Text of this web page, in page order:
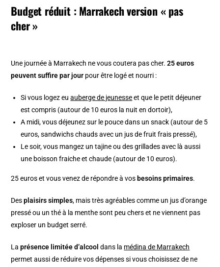
Budget réduit : Marrakech version « pas
cher »
Une journée à Marrakech ne vous coutera pas cher.25 euros
peuvent suffire par jour pour être logé et nourri :
Si vous logez euauberge de jeunesseet que le petit déjeuner
est compris (autour de 10 euros la nuit en dortoir),
A midi, vous déjeunez sur le pouce dans un snack (autour de 5
euros, sandwichs chauds avec un jus de fruit frais pressé),
Le soir, vous mangez un tajine ou des grillades avec là aussi
une boisson fraiche et chaude (autour de 10 euros).
25 euros et vous venez de répondre à vos besoins primaires.
Desplaisirs simples, mais très agréables comme un jus d’orange
pressé ou un thé à la menthe sont peu chers et ne viennent pas
exploser un budget serré.
Laprésence limitée d’alcool dans la médina de Marrakech
permet aussi de réduire vos dépenses si vous choisissez de ne